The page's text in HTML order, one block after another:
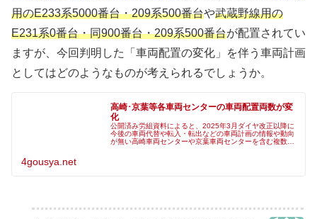
用のE233系5000番台・209系500番台や武蔵野線用の
E231系0番台・同900番台・209系500番台が配置されてい
ますが、今回判明した「車両配置の変化」を伴う車両計画
としてはどのようなものが考えられるでしょうか。
高崎･京葉等各車両センターの車両配置両数が変
化
公開済み労組資料によると、2025年3月ダイヤ改正以降に
今後の車両代替や転入・転出などの車両計画の情報や動向
が無い高崎車両センターや京葉車両センターを含む複数の
4gousya.net